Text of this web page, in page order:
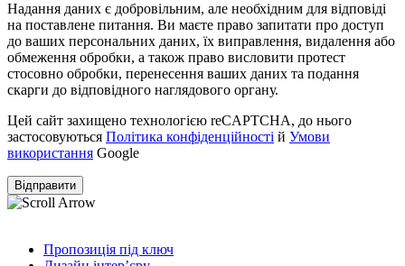
Надання даних є добровільним, але необхідним для відповіді
на поставлене питання. Ви маєте право запитати про доступ
до ваших персональних даних, їх виправлення, видалення або
обмеження обробки, а також право висловити протест
стосовно обробки, перенесення ваших даних та подання
скарги до відповідного наглядового органу.
Цей сайт захищено технологією reCAPTCHA, до нього
застосовуються Політика конфіденційності й Умови
використання Google
Пропозиція під ключ